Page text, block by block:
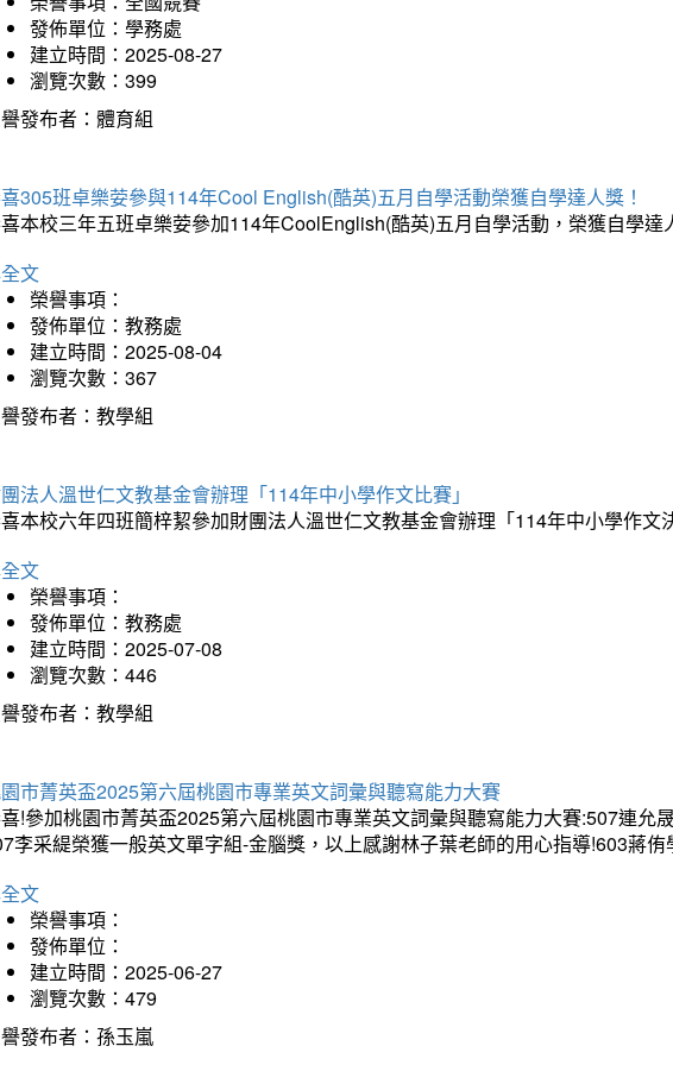
發佈單位：學務處
建立時間：2025-08-27
瀏覽次數：399
發布者：體育組
305班卓樂荌參與114年Cool English(酷英)五月自學活動榮獲自學達人獎！
本校三年五班卓樂荌參加114年CoolEnglish(酷英)五月自學活動，榮獲自學達
文
榮譽事項：
發佈單位：教務處
建立時間：2025-08-04
瀏覽次數：367
發布者：教學組
法人溫世仁文教基金會辦理「114年中小學作文比賽」
本校六年四班簡梓絜參加財團法人溫世仁文教基金會辦理「114年中小學作
文
榮譽事項：
發佈單位：教務處
建立時間：2025-07-08
瀏覽次數：446
發布者：教學組
市菁英盃2025第六屆桃園市專業英文詞彙與聽寫能力大賽
!參加桃園市菁英盃2025第六屆桃園市專業英文詞彙與聽寫能力大賽:507連
李采緹榮獲一般英文單字組-金腦獎，以上感謝林子葉老師的用心指導!603蔣
文
榮譽事項：
發佈單位：
建立時間：2025-06-27
瀏覽次數：479
發布者：孫玉嵐